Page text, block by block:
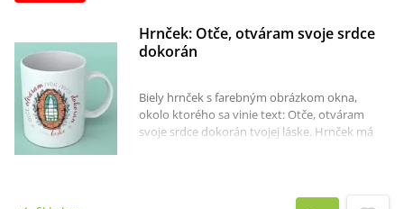
Hrnček: Otče, otváram svoje srdce
dokorán
Biely hrnček s farebným obrázkom okna,
okolo ktorého sa vinie text: Otče, otváram
svoje srdce dokorán tvojej láske. Hrnček má